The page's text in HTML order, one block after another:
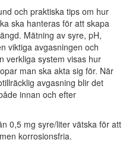
och praktiska tips om hur
ska hanteras för att skapa
Mätning av syre, pH,
viktiga avgasningen och
verkliga system visas hur
man ska akta sig för. När
avgasning blir det
innan och efter
0,5 mg syre/liter vätska för att
korrosionsfria.